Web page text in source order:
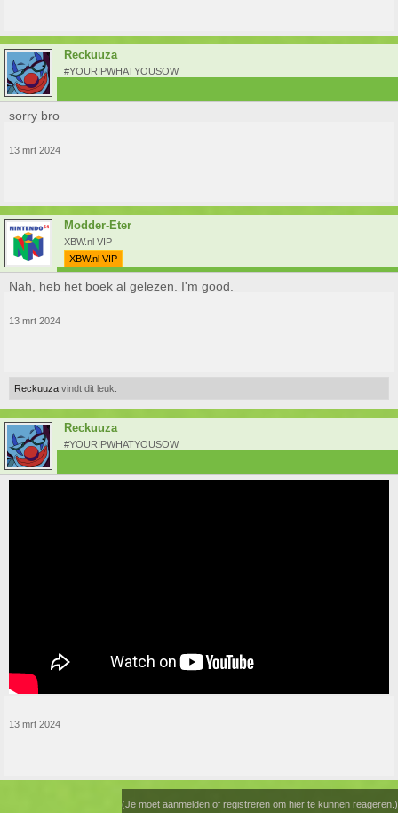
Reckuuza
#YOURIPWHATYOUSOW
sorry bro
13 mrt 2024
Modder-Eter
XBW.nl VIP
XBW.nl VIP
Nah, heb het boek al gelezen. I'm good.
13 mrt 2024
Reckuuza vindt dit leuk.
Reckuuza
#YOURIPWHATYOUSOW
13 mrt 2024
(Je moet aanmelden of registreren om hier te kunnen reageren.)